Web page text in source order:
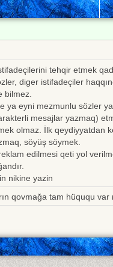
tehqir etmek
diger istifadeçiler
bilmez.
ya eyni mezmunlu sözler
mesajlar yazmaq)
olmaz. İlk
söyüş söymek.
edilmesi qeti yol
nikine yazin
qovmağa tam hüququ